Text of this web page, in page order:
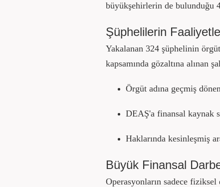
büyükşehirlerin de bulunduğu
Şüphelilerin
Yakalanan 324 şüphelinin
kapsamında gözaltına alınan
Örgüt adına geçmiş
DEAŞ'a finansal kaynak
Haklarında kesinleşmiş
Büyük Finansal
Operasyonların sadece